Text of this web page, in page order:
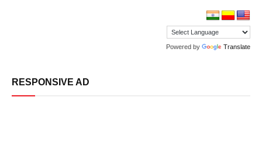
Powered by Translate
RESPONSIVE AD